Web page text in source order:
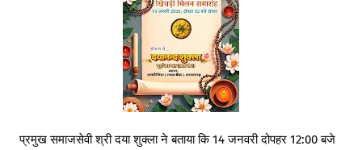
प्रमुख समाजसेवी श्री दया शुक्ला ने बताया कि 14 जनवरी दोपहर 12:00 बजे